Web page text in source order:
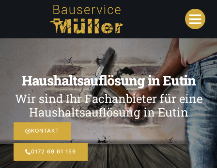
Haushaltsauflösung in Eutin
Wir sind Ihr Fachanbieter für eine
Haushaltsauflösung in Eutin
KONTAKT
0172 69 61 159